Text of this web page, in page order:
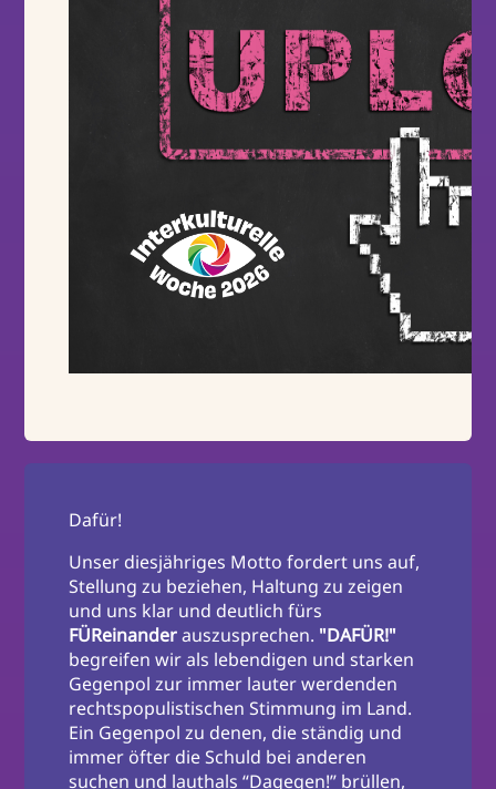
Dafür!
Unser diesjähriges Motto fordert uns auf,
Stellung zu beziehen, Haltung zu zeigen
und uns klar und deutlich fürs
FÜReinanderauszusprechen. "DAFÜR!"
begreifen wir als lebendigen und starken
Gegenpol zur immer lauter werdenden
rechtspopulistischen Stimmung im Land.
Ein Gegenpol zu denen, die ständig und
immer öfter die Schuld bei anderen
suchen und lauthals “Dagegen!” brüllen,